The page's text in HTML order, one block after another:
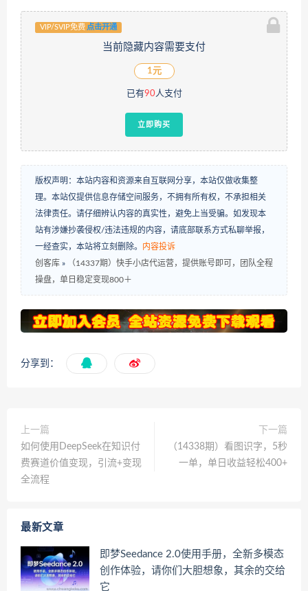
VIP/SVIP免费 点击开通
当前隐藏内容需要支付
1元
已有90人支付
立即购买
版权声明：本站内容和资源来自互联网分享，本站仅做收集整
理。本站仅提供信息存储空间服务，不拥有所有权，不承担相关
法律责任。请仔细辨认内容的真实性，避免上当受骗。如发现本
站有涉嫌抄袭侵权/违法违规的内容，请底部联系方式私聊举报，
一经查实，本站将立刻删除。 内容投诉
创客库 »
（14337期）快手小店代运营，提供账号即可，团队全程
操盘，单日稳定变现800＋
分享到：
上一篇
如何使用DeepSeek在知识付
费赛道价值变现，引流+变现
全流程
下一篇
（14338期）看图识字，5秒
一单，单日收益轻松400+
最新文章
即梦Seedance 2.0使用手册，全新多模态
创作体验，请你们大胆想象，其余的交给
它